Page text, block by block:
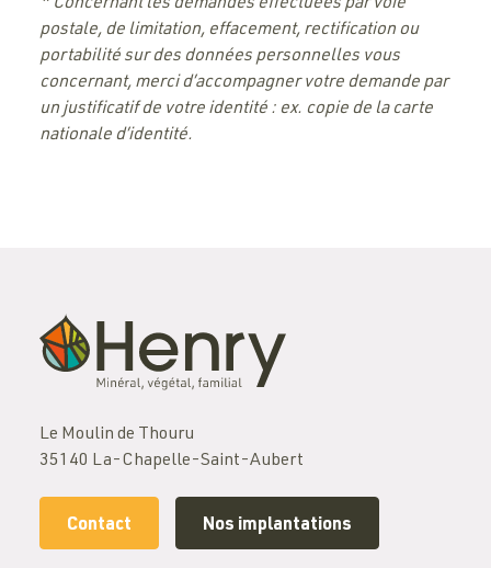
* Concernant les demandes effectuées par voie
postale, de limitation, effacement, rectification ou
portabilité sur des données personnelles vous
concernant, merci d’accompagner votre demande par
un justificatif de votre identité : ex. copie de la carte
nationale d’identité.
Le Moulin de Thouru
35140 La-Chapelle-Saint-Aubert
Contact Nos implantations